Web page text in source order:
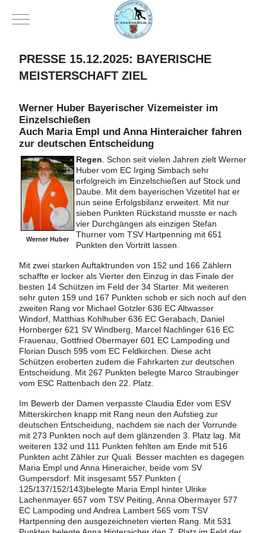
Mobile Menu Toggle
PRESSE 15.12.2025: BAYERISCHE
MEISTERSCHAFT ZIEL
Werner Huber Bayerischer Vizemeister im
Einzelschießen
Auch Maria Empl und Anna Hinteraicher fahren
zur deutschen Entscheidung
Werner Huber
Regen . Schon seit vielen Jahren zielt Werner
Huber vom EC Irging Simbach sehr
erfolgreich im Einzelschießen auf Stock und
Daube. Mit dem bayerischen Vizetitel hat er
nun seine Erfolgsbilanz erweitert. Mit nur
sieben Punkten Rückstand musste er nach
vier Durchgängen als einzigen Stefan
Thurner vom TSV Hartpenning mit 651
Punkten den Vortritt lassen.
Mit zwei starken Auftaktrunden von 152 und 166 Zählern
schaffte er locker als Vierter den Einzug in das Finale der
besten 14 Schützen im Feld der 34 Starter. Mit weiteren
sehr guten 159 und 167 Punkten schob er sich noch auf den
zweiten Rang vor Michael Gotzler 636 EC Altwasser
Windorf, Matthias Kohlhuber 636 EC Gerabach, Daniel
Hornberger 621 SV Windberg, Marcel Nachlinger 616 EC
Frauenau, Gottfried Obermayer 601 EC Lampoding und
Florian Dusch 595 vom EC Feldkirchen. Diese acht
Schützen eroberten zudem die Fahrkarten zur deutschen
Entscheidung. Mit 267 Punkten belegte Marco Straubinger
vom ESC Rattenbach den 22. Platz.
Im Bewerb der Damen verpasste Claudia Eder vom ESV
Mitterskirchen knapp mit Rang neun den Aufstieg zur
deutschen Entscheidung, nachdem sie nach der Vorrunde
mit 273 Punkten noch auf dem glänzenden 3. Platz lag. Mit
weiteren 132 und 111 Punkten fehlten am Ende mit 516
Punkten acht Zähler zur Quali. Besser machten es dagegen
Maria Empl und Anna Hineraicher, beide vom SV
Gumpersdorf. Mit insgesamt 557 Punkten (
125/137/152/143)belegte Maria Empl hinter Ulrike
Lachenmayer 657 vom TSV Peiting, Anna Obermayer 577
EC Lampoding und Andrea Lambert 565 vom TSV
Hartpenning den ausgezeichneten vierten Rang. Mit 531